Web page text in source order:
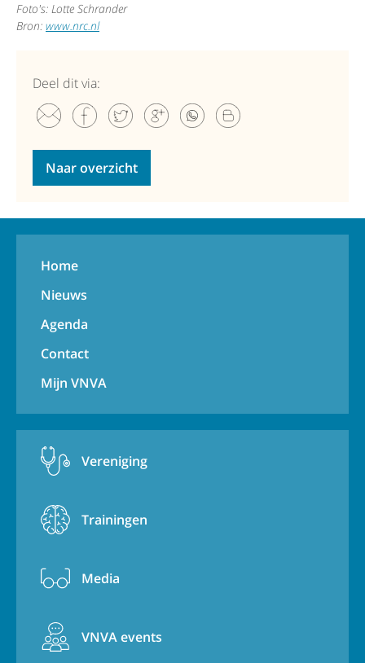
Foto's: Lotte Schrander
Bron: www.nrc.nl
Deel dit via:
Naar overzicht
Home
Nieuws
Agenda
Contact
Mijn VNVA
Vereniging
Trainingen
Media
VNVA events